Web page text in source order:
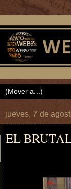
jueves, 7 de
EL